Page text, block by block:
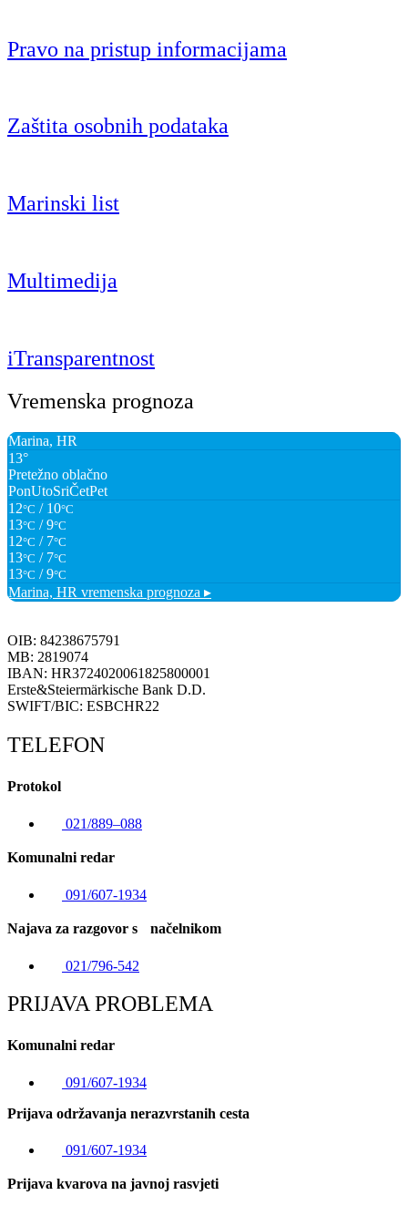
Pravo na pristup informacijama
Zaštita osobnih podataka
Marinski list
Multimedija
iTransparentnost
Vremenska prognoza
Marina, HR
13°
Pretežno oblačno
PonUtoSriČetPet
12°C / 10°C
13°C / 9°C
12°C / 7°C
13°C / 7°C
13°C / 9°C
Marina, HR vremenska prognoza ▸
OIB: 84238675791
MB: 2819074
IBAN: HR3724020061825800001
Erste&Steiermärkische Bank D.D.
SWIFT/BIC: ESBCHR22
TELEFON
Protokol
021/889–088
Komunalni redar
091/607-1934
Najava za razgovor s načelnikom
021/796-542
PRIJAVA PROBLEMA
Komunalni redar
091/607-1934
Prijava održavanja nerazvrstanih cesta
091/607-1934
Prijava kvarova na javnoj rasvjeti